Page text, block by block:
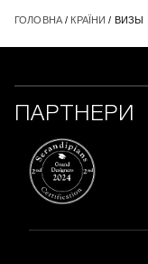
ГОЛОВНА/ КРАЇНИ / ВИЗЫ
ПАРТНЕРИ